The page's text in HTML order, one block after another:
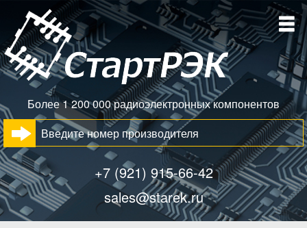
Более 1 200 000 радиоэлектронных компонентов
+7 (921) 915-66-42
sales@starek.ru